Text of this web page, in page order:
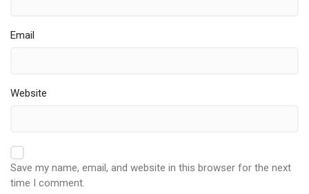
Email
Website
Save my name, email, and website in this browser for the next
time I comment.